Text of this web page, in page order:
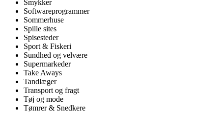
Smykker
Softwareprogrammer
Sommerhuse
Spille sites
Spisesteder
Sport & Fiskeri
Sundhed og velvære
Supermarkeder
Take Aways
Tandlæger
Transport og fragt
Tøj og mode
Tømrer & Snedkere